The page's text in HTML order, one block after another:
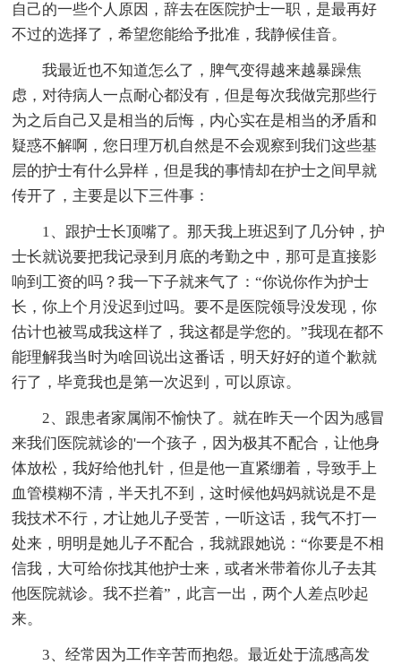
自己的一些个人原因，辞去在医院护士一职，是最再好
不过的选择了，希望您能给予批准，我静候佳音。
我最近也不知道怎么了，脾气变得越来越暴躁焦
虑，对待病人一点耐心都没有，但是每次我做完那些行
为之后自己又是相当的后悔，内心实在是相当的矛盾和
疑惑不解啊，您日理万机自然是不会观察到我们这些基
层的护士有什么异样，但是我的事情却在护士之间早就
传开了，主要是以下三件事：
1、跟护士长顶嘴了。那天我上班迟到了几分钟，护
士长就说要把我记录到月底的考勤之中，那可是直接影
响到工资的吗？我一下子就来气了：“你说你作为护士
长，你上个月没迟到过吗。要不是医院领导没发现，你
估计也被骂成我这样了，我这都是学您的。”我现在都不
能理解我当时为啥回说出这番话，明天好好的道个歉就
行了，毕竟我也是第一次迟到，可以原谅。
2、跟患者家属闹不愉快了。就在昨天一个因为感冒
来我们医院就诊的'一个孩子，因为极其不配合，让他身
体放松，我好给他扎针，但是他一直紧绷着，导致手上
血管模糊不清，半天扎不到，这时候他妈妈就说是不是
我技术不行，才让她儿子受苦，一听这话，我气不打一
处来，明明是她儿子不配合，我就跟她说：“你要是不相
信我，大可给你找其他护士来，或者米带着你儿子去其
他医院就诊。我不拦着”，此言一出，两个人差点吵起
来。
3、经常因为工作辛苦而抱怨。最近处于流感高发